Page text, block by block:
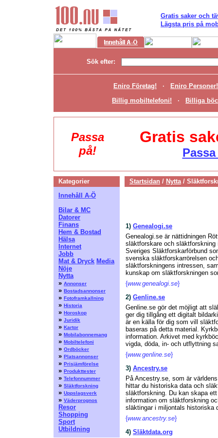
Gratis saker och
Lägsta pris på
Sök efter:
Eniro Företag! ·
Eniro Personer!
Billig mobiltelefoni!
· Billiga
Passa
på!
Gratis
Kategorier
Innehåll A-Ö
Bilar & MC
Datorer
Finans
Hem & Bostad
Hälsa
Internet
Jobb
Mat & Dryck Media
Nöje
Nytta
» Annonser
» Bostadsannonser
» Fotoframkallning
» Historia
» Horoskop
» Juridik
» Kartor
» Mobilabonnemang
» Mobiltelefoni
» Ordböcker
» Platsannonser
» Prisjämförelse
» Produkttester
» Telefonnummer
» Släktforskning
» Uppslagsverk
» Väderprognos
Resor
Shopping
Sport
Utbildning
Startsidan / Nytta/
1) Genealogi.se
Genealogi.se är nättidningen
släktforskare och
Sveriges Släktforskarförbund
svenska släktforskarrörelsen
släktforskningens intressen,
kunskap om släktforskningen
{www.genealogi.se}
2) Genline.se
Genline.se gör det möjligt att
ger dig tillgång ett digitalt
är en källa för dig som vill
baseras på detta material.
information. Arkivet med
vigda, döda, in- och utflyttning
{www.genline.se}
3) Ancestry.se
På Ancestry.se, som är
hittar du historiska data och
släktforskning. Du kan skapa
information om släktforskning
släktingar i miljontals historiska
{www.ancestry.se}
4) Släktdata.org